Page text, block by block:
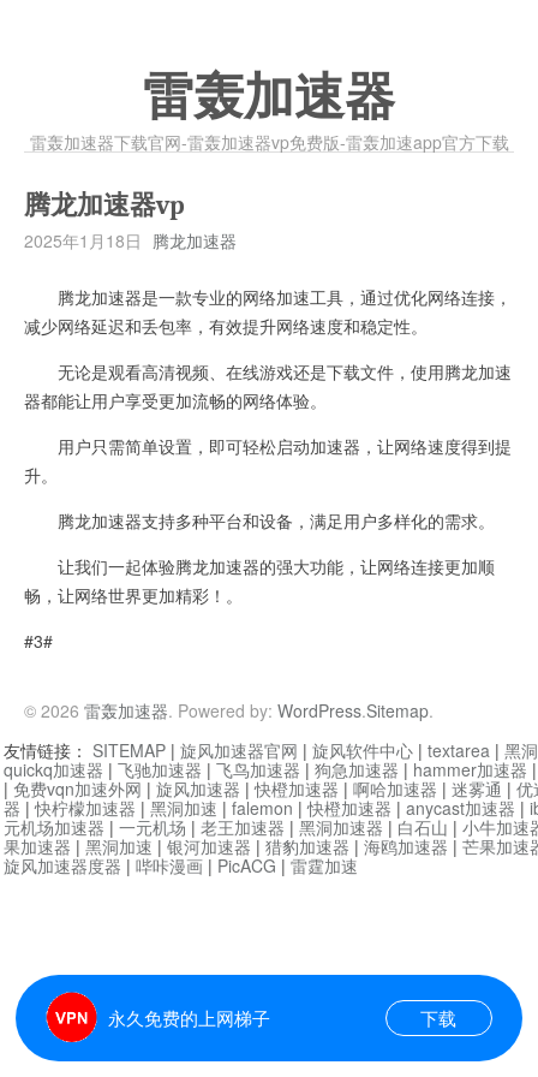
雷轰加速器
雷轰加速器下载官网-雷轰加速器vp免费版-雷轰加速app官方下载
腾龙加速器vp
2025年1月18日 腾龙加速器
腾龙加速器是一款专业的网络加速工具，通过优化网络连接，
减少网络延迟和丢包率，有效提升网络速度和稳定性。
无论是观看高清视频、在线游戏还是下载文件，使用腾龙加速
器都能让用户享受更加流畅的网络体验。
用户只需简单设置，即可轻松启动加速器，让网络速度得到提
升。
腾龙加速器支持多种平台和设备，满足用户多样化的需求。
让我们一起体验腾龙加速器的强大功能，让网络连接更加顺
畅，让网络世界更加精彩！。
#3#
© 2026 雷轰加速器. Powered by: WordPress.Sitemap.
永久免费的上网梯子 下载
友情链接： SITEMAP | 旋风加速器官网 | 旋风软件中心 | textarea | 黑
quickq加速器 | 飞驰加速器 | 飞鸟加速器 | 狗急加速器 | hammer加速器
| 免费vqn加速外网 | 旋风加速器 |快橙加速器 | 啊哈加速器 | 迷雾通 | 优
器 |快柠檬加速器 | 黑洞加速 | falemon |快橙加速器 | anycast加速器 |
元机场加速器 | 一元机场 | 老王加速器 | 黑洞加速器 | 白石山 | 小牛加速
果加速器 | 黑洞加速 | 银河加速器 | 猎豹加速器 | 海鸥加速器 | 芒果加速
旋风加速器度器 | 哔咔漫画 | PicACG | 雷霆加速